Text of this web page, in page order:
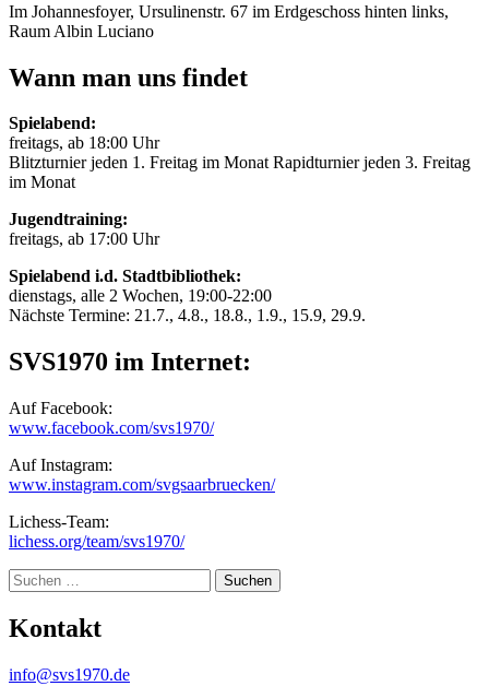
Im Johannesfoyer, Ursulinenstr. 67 im Erdgeschoss hinten links,
Raum Albin Luciano
Wann man uns findet
Spielabend:
freitags, ab 18:00 Uhr
Blitzturnier jeden 1. Freitag im Monat Rapidturnier jeden 3. Freitag
im Monat
Jugendtraining:
freitags, ab 17:00 Uhr
Spielabend i.d. Stadtbibliothek:
dienstags, alle 2 Wochen, 19:00-22:00
Nächste Termine: 21.7., 4.8., 18.8., 1.9., 15.9, 29.9.
SVS1970 im Internet:
Auf Facebook:
www.facebook.com/svs1970/
Auf Instagram:
www.instagram.com/svgsaarbruecken/
Lichess-Team:
lichess.org/team/svs1970/
Suche
Kontakt
info@svs1970.de